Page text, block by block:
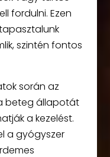
fordulni. Ezen
szintén fontos
során az
beteg állapotát
a kezelést.
a gyógyszer